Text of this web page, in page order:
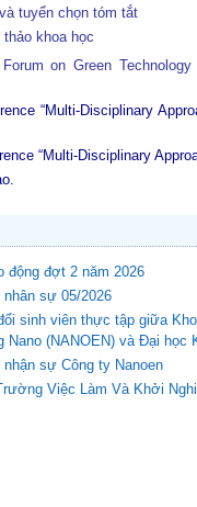
tuyển chọn tóm tắt
khoa học
on Green
“Multi-Disciplinary
“Multi-Disciplinary
động đợt 2 năm 2026
nhân sự 05/2026
sinh viên thực tập giữa
Nano (NANOEN) và Đại học
sự Công ty Nanoen
Việc Làm Và Khởi